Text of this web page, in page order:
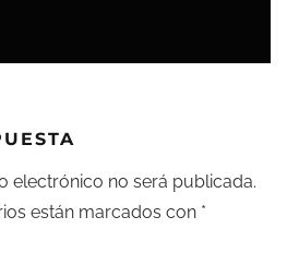
electrónico no será publicada.
están marcados con *